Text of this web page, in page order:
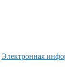
Электронная